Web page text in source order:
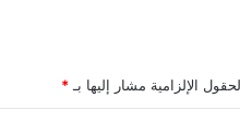
الإلزامية مشار إليها بـ *